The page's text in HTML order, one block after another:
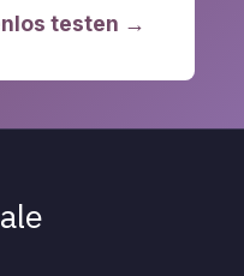
testen →